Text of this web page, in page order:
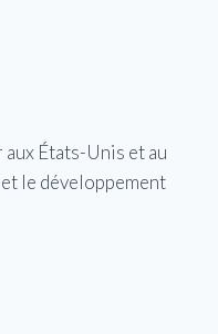
aux États-Unis et au
le développement